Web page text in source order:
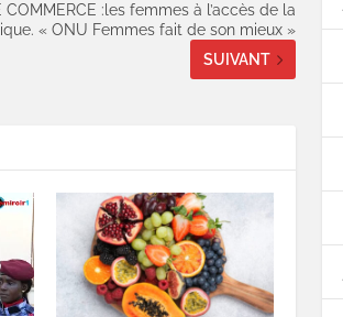
COMMERCE :les femmes à l’accès de la
« ONU Femmes fait de son mieux »
SUIVANT